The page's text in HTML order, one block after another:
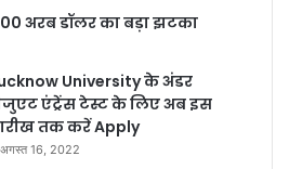
अरब डॉलर का बड़ा झटका
University के अंडर
एंट्रेंस टेस्ट के लिए अब इस
तक करें Apply
अगस्त 16, 2022